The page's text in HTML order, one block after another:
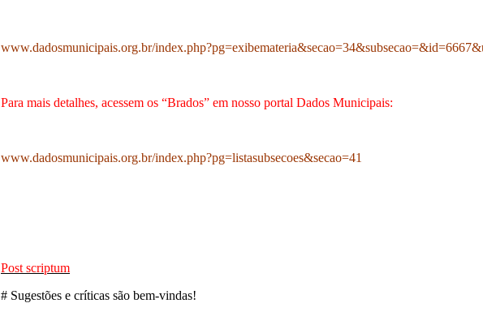
www.dadosmunicipais.org.br/
Para mais detalhes, acessem os “Brados” em nosso portal Dados Municipais:
www.dadosmunicipais.org.br/index.php?pg=listasubsecoes&secao=41
Post scriptum
# Sugestões e críticas são bem-vindas!